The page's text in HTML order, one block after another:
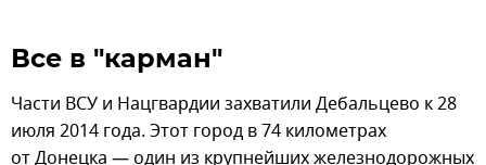
Все в "карман"
Части ВСУ и Нацгвардии захватили Дебальцево к 28
июля 2014 года. Этот город в 74 километрах
от Донецка — один из крупнейших железнодорожных